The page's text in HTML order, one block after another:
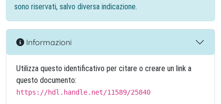
sono riservati, salvo diversa indicazione.
Informazioni
Utilizza questo identificativo per citare o creare un link a
questo documento:
https://hdl.handle.net/11589/25840